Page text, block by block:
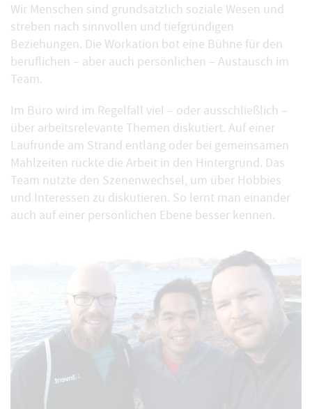
Wir Menschen sind grundsätzlich soziale Wesen und
streben nach sinnvollen und tiefgründigen
Beziehungen. Die Workation bot eine Bühne für den
beruflichen – aber auch persönlichen – Austausch im
Team.
Im Büro wird im Regelfall viel – oder ausschließlich –
über arbeitsrelevante Themen diskutiert. Auf einer
Laufrunde am Strand entlang oder bei gemeinsamen
Mahlzeiten rückte die Arbeit in den Hintergrund. Das
Team nutzte den Szenenwechsel, um über Hobbies
und Interessen zu diskutieren. So lernt man einander
auch auf einer persönlichen Ebene besser kennen.